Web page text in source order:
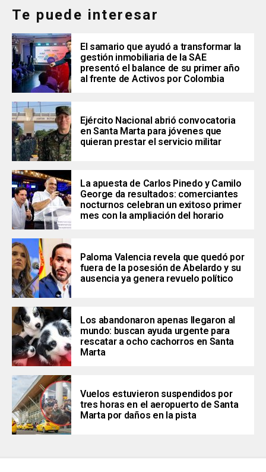
Te puede interesar
El samario que ayudó a transformar la
gestión inmobiliaria de la SAE
presentó el balance de su primer año
al frente de Activos por Colombia
Ejército Nacional abrió convocatoria
en Santa Marta para jóvenes que
quieran prestar el servicio militar
La apuesta de Carlos Pinedo y Camilo
George da resultados: comerciantes
nocturnos celebran un exitoso primer
mes con la ampliación del horario
Paloma Valencia revela que quedó por
fuera de la posesión de Abelardo y su
ausencia ya genera revuelo político
Los abandonaron apenas llegaron al
mundo: buscan ayuda urgente para
rescatar a ocho cachorros en Santa
Marta
Vuelos estuvieron suspendidos por
tres horas en el aeropuerto de Santa
Marta por daños en la pista